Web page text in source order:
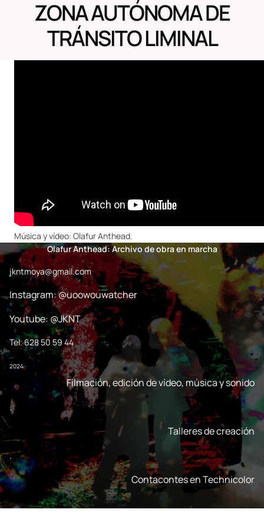
ZONA AUTÓNOMA DE
TRÁNSITO LIMINAL
Música y vídeo: Olafur Anthead.
Olafur Anthead: Archivo de obra en marcha
jkntmoya@gmail.com
Instagram: @uoowouwatcher
Youtube: @JKNT
Tel. 628 50 59 44
2024
Filmación, edición de vídeo, música y sonido
.
Talleres de creación
.
Contacontes en Technicolor